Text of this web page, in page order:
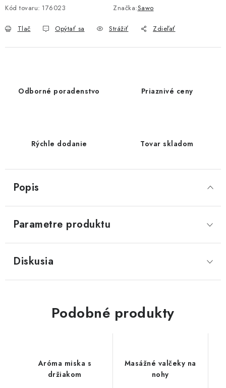
Kód tovaru: 176023 Značka:Sawo
Tlač Opýtať sa Strážiť Zdieľať
Odborné poradenstvo Priaznivé ceny
Rýchle dodanie Tovar skladom
Popis
Parametre produktu
Diskusia
Podobné produkty
Aróma miska s
držiakom
Masážné valčeky na
nohy